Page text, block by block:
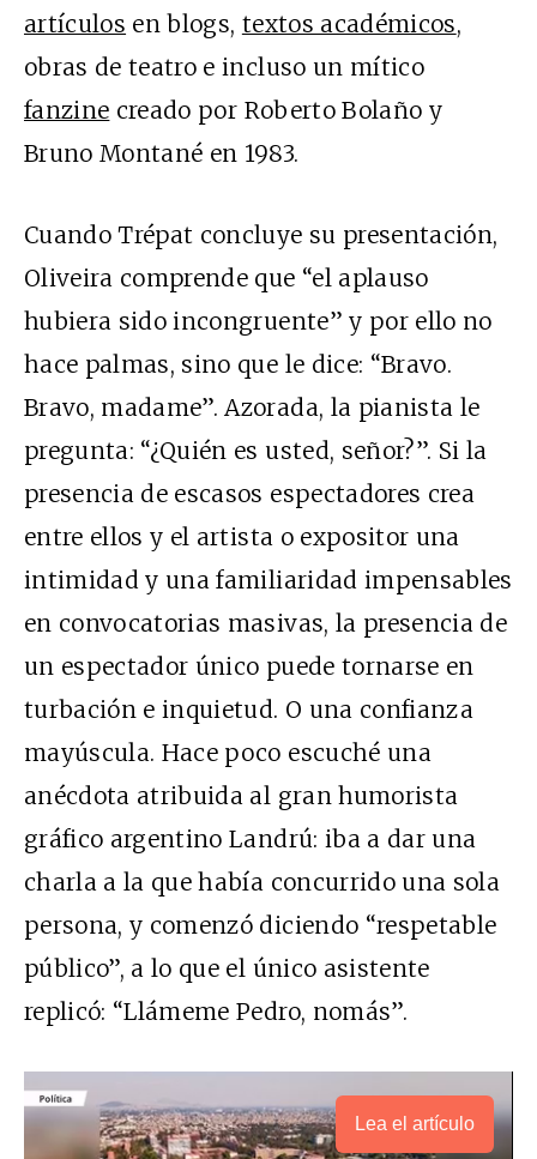
artículos en blogs, textos académicos,
obras de teatro e incluso un mítico
fanzine creado por Roberto Bolaño y
Bruno Montané en 1983.
Cuando Trépat concluye su presentación,
Oliveira comprende que “el aplauso
hubiera sido incongruente” y por ello no
hace palmas, sino que le dice: “Bravo.
Bravo, madame”. Azorada, la pianista le
pregunta: “¿Quién es usted, señor?”. Si la
presencia de escasos espectadores crea
entre ellos y el artista o expositor una
intimidad y una familiaridad impensables
en convocatorias masivas, la presencia de
un espectador único puede tornarse en
turbación e inquietud. O una confianza
mayúscula. Hace poco escuché una
anécdota atribuida al gran humorista
gráfico argentino Landrú: iba a dar una
charla a la que había concurrido una sola
persona, y comenzó diciendo “respetable
público”, a lo que el único asistente
replicó: “Llámeme Pedro, nomás”.
Lea el artículo